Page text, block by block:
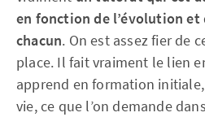
en fonction de l’évolution et
chacun. On est assez fier de
place. Il fait vraiment le lien
apprend en formation initiale,
vie, ce que l’on demande